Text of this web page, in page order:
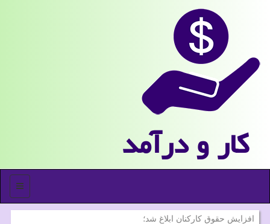
كار و درآمد
منو
افزایش حقوق كاركنان ابلاغ شد؛